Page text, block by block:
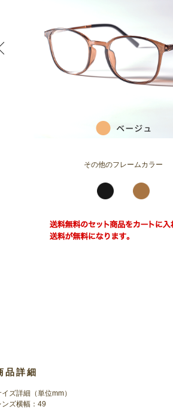
その他のフレームカラー
品詳細
イズ詳細（単位mm）
ンズ横幅：49